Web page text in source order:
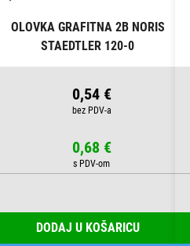
OLOVKA GRAFITNA 2B NORIS
STAEDTLER 120-0
0,54 €
0,68 €
DODAJ U KOŠARICU